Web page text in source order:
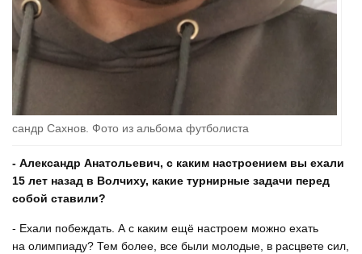
Сахнов. Фото из альбома футболиста
- Александр Анатольевич, с каким настроением вы ехали
15 лет назад в Волчиху, какие турнирные задачи перед
собой ставили?
- Ехали побеждать. А с каким ещё настроем можно ехать
на олимпиаду? Тем более, все были молодые, в расцвете сил,